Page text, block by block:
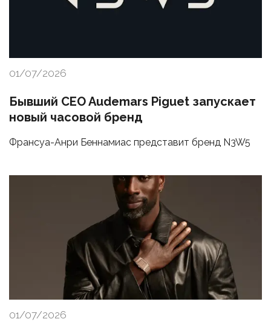
01/07/2026
Бывший CEO Audemars Piguet запускает
новый часовой бренд
Франсуа-Анри Беннамиас представит бренд N3W5
01/07/2026